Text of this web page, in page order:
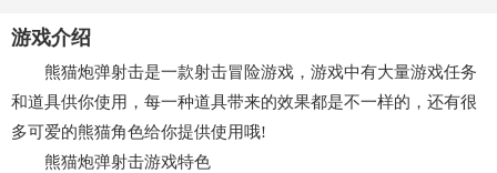
游戏介绍
熊猫炮弹射击是一款射击冒险游戏，游戏中有大量游戏任务
和道具供你使用，每一种道具带来的效果都是不一样的，还有很
多可爱的熊猫角色给你提供使用哦!
熊猫炮弹射击游戏特色